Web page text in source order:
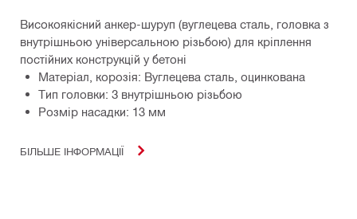
Високоякісний анкер-шуруп (вуглецева сталь, головка з
внутрішньою універсальною різьбою) для кріплення
постійних конструкцій у бетоні
Матеріал, корозія: Вуглецева сталь, оцинкована
Тип головки: З внутрішньою різьбою
Розмір насадки: 13 мм
БІЛЬШЕ ІНФОРМАЦІЇ